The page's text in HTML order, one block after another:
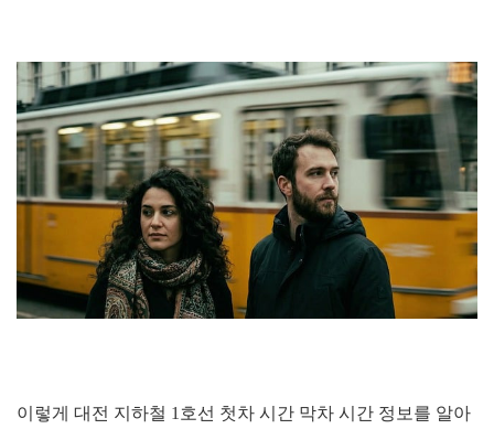
이렇게 대전 지하철 1호선 첫차 시간 막차 시간 정보를 알아